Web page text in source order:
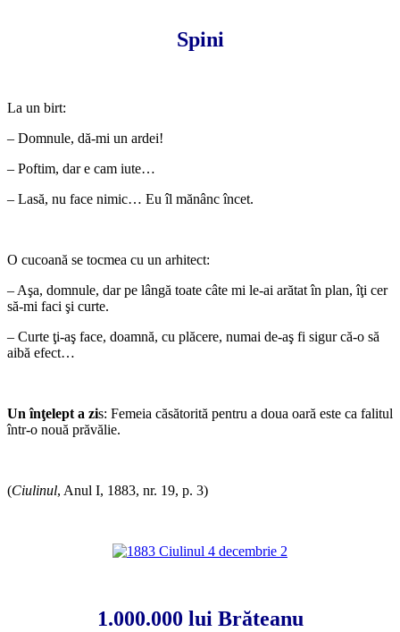
Spini
La un birt:
– Domnule, dă-mi un ardei!
– Poftim, dar e cam iute…
– Lasă, nu face nimic… Eu îl mănânc încet.
O cucoană se tocmea cu un arhitect:
– Aşa, domnule, dar pe lângă toate câte mi le-ai arătat în plan, îţi cer
să-mi faci şi curte.
– Curte ţi-aş face, doamnă, cu plăcere, numai de-aş fi sigur că-o să
aibă efect…
Un înţelept a zis: Femeia căsătorită pentru a doua oară este ca falitul
într-o nouă prăvălie.
(Ciulinul, Anul I, 1883, nr. 19, p. 3)
1.000.000 lui Brăteanu